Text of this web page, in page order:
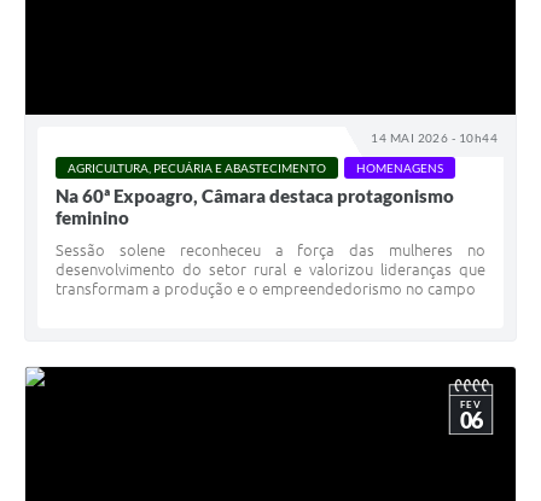
14 MAI 2026 - 10h44
AGRICULTURA, PECUÁRIA E ABASTECIMENTO HOMENAGENS
Na 60ª Expoagro, Câmara destaca protagonismo
feminino
Sessão solene reconheceu a força das mulheres no
desenvolvimento do setor rural e valorizou lideranças que
transformam a produção e o empreendedorismo no campo
FEV
06